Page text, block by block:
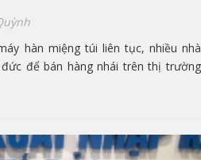
hàn miệng túi liên tục, nhiều nhà
để bán hàng nhái trên thị trường